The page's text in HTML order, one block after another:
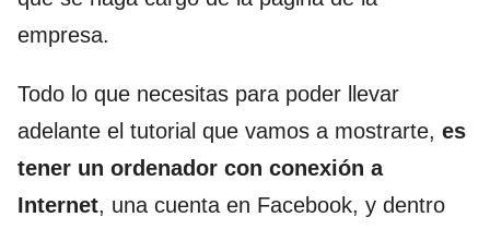
empresa.
Todo lo que necesitas para poder llevar
adelante el tutorial que vamos a mostrarte, es
tener un ordenador con conexión a
Internet, una cuenta en Facebook, y dentro